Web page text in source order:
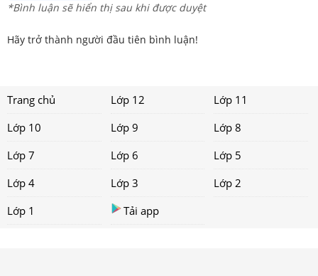
*Bình luận sẽ hiển thị sau khi được duyệt
Hãy trở thành người đầu tiên bình luận!
Trang chủ Lớp 12
Lớp 11
Lớp 10
Lớp 9
Lớp 8
Lớp 7
Lớp 6
Lớp 5
Lớp 4
Lớp 3
Lớp 2
Lớp 1
Tải app